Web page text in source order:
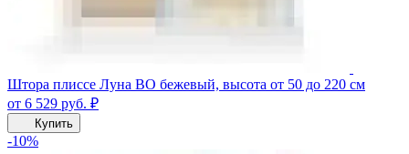
Штора плиссе Луна ВО бежевый, высота от 50 до 220 см
от 6 529 руб. ₽
Купить
-10%